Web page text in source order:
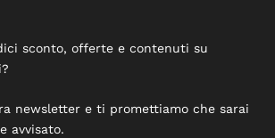
sconto, offerte e contenuti su
newsletter e ti promettiamo che sarai
avvisato.